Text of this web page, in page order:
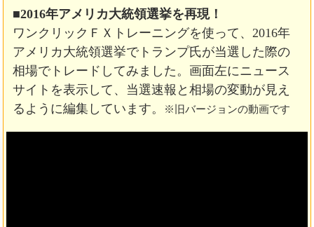
■2016年アメリカ大統領選挙を再現！
ワンクリックＦＸトレーニングを使って、2016年
アメリカ大統領選挙でトランプ氏が当選した際の
相場でトレードしてみました。画面左にニュース
サイトを表示して、当選速報と相場の変動が見え
るように編集しています。
※旧バージョンの動画です